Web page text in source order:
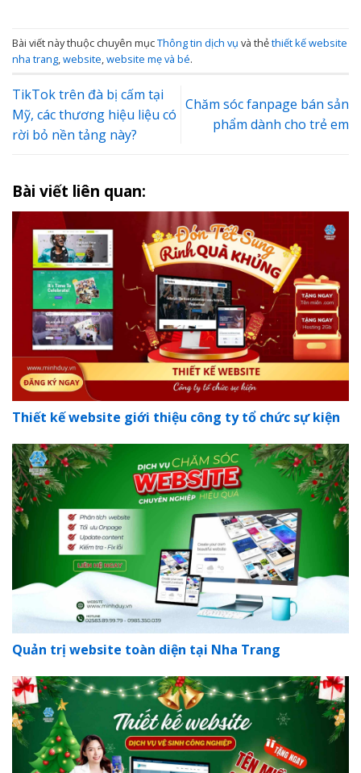
Bài viết này thuộc chuyên mụcThông tin dịch vụ và thẻthiết kế website
nha trang,website,website mẹ và bé.
TikTok trên đà bị cấm tại
Mỹ, các thương hiệu liệu có
rời bỏ nền tảng này?
Chăm sóc fanpage bán sản
phẩm dành cho trẻ em
Bài viết liên quan:
Thiết kế website giới thiệu công ty tổ chức sự kiện
Quản trị website toàn diện tại Nha Trang